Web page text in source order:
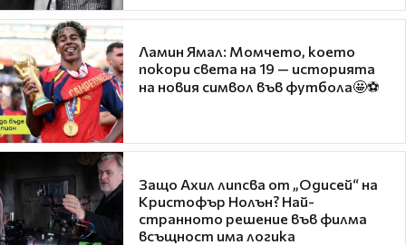
Ламин Ямал: Момчето, което
покори света на 19 — историята
на новия символ във футбола🤩⚽
Защо Ахил липсва от „Одисей“ на
Кристофър Нолън? Най-
странното решение във филма
всъщност има логика